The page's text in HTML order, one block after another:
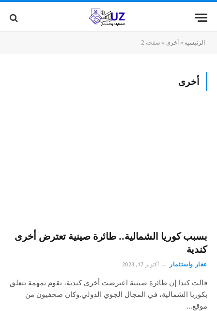
الرئيسية »أخرى»صفحة 2
أخرى
بسبب كوريا الشمالية.. طائرة صينية تعترض أخرى
كندية
عقار واستثمار أكتوبر 17, 2023
قالت كندا إن طائرة صينية اعترضت أخرى كندية، تقوم بمهمة تتعلق
بكوريا الشمالية، في المجال الجوي الدولي.وكان صحفيون من
موقع…